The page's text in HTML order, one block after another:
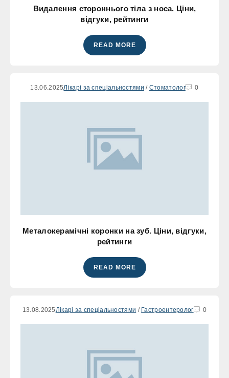
Видалення стороннього тіла з носа. Ціни,
відгуки, рейтинги
READ MORE
13.06.2025Лікарі за спеціальностями / Стоматолог 0
Металокерамічні коронки на зуб. Ціни, відгуки,
рейтинги
READ MORE
13.08.2025 Лікарі за спеціальностями / Гастроентеролог 0